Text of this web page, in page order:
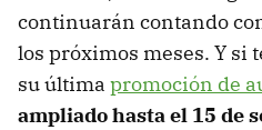
continuarán contando
los próximos meses. Y si
su última promoción de
ampliado hasta el 15 de